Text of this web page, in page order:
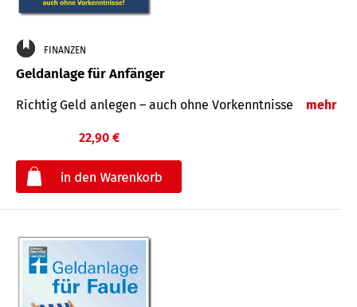
FINANZEN
Geldanlage für Anfänger
Richtig Geld anlegen – auch ohne Vorkenntnisse mehr
22,90 €